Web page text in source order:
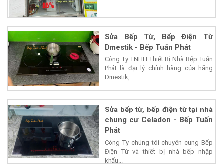
Sửa Bếp Từ, Bếp Điện Từ
Dmestik - Bếp Tuấn Phát
Công Ty TNHH Thiết Bị Nhà Bếp Tuấn
Phát là đại lý chính hãng của hãng
Dmestik,...
Sửa bếp từ, bếp điện từ tại nhà
chung cư Celadon - Bếp Tuấn
Phát
Công Ty chúng tôi chuyên cung Bếp
Điện Từ và thiết bị nhà bếp nhập
khẩu...